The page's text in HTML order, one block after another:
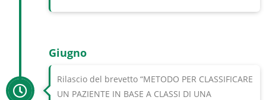
Giugno
Rilascio del brevetto “METODO PER CLASSIFICARE
UN PAZIENTE IN BASE A CLASSI DI UNA